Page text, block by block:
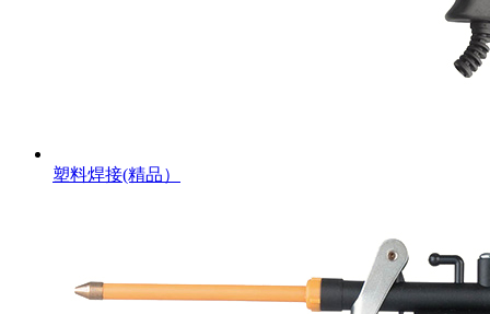
塑料焊接(精品）